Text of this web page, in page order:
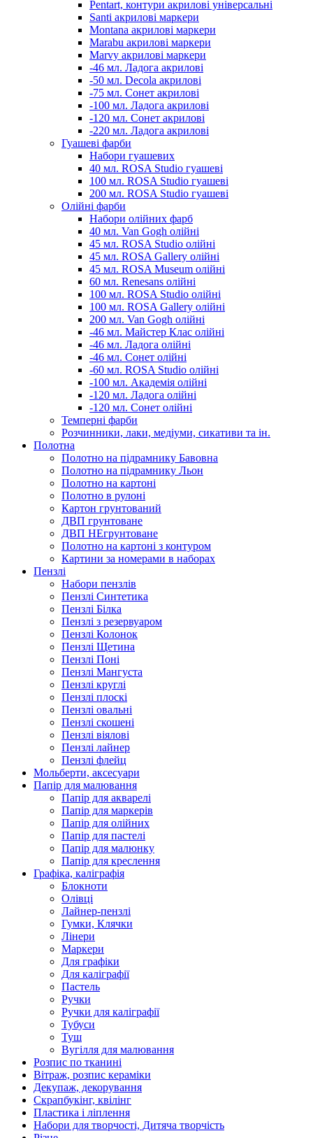
Pentart, контури акрилові універсальні
Santi акрилові маркери
Montana акрилові маркери
Marabu акрилові маркери
Marvy акрилові маркери
-46 мл. Ладога акрилові
-50 мл. Decola акрилові
-75 мл. Сонет акрилові
-100 мл. Ладога акрилові
-120 мл. Сонет акрилові
-220 мл. Ладога акрилові
Гуашеві фарби
Набори гуашевих
40 мл. ROSA Studio гуашеві
100 мл. ROSA Studio гуашеві
200 мл. ROSA Studio гуашеві
Олійні фарби
Набори олійних фарб
40 мл. Van Gogh олійні
45 мл. ROSA Studio олійні
45 мл. ROSA Gallery олійні
45 мл. ROSA Museum олійні
60 мл. Renesans олійні
100 мл. ROSA Studio олійні
100 мл. ROSA Gallery олійні
200 мл. Van Gogh олійні
-46 мл. Майстер Клас олійні
-46 мл. Ладога олійні
-46 мл. Сонет олійні
-60 мл. ROSA Studio олійні
-100 мл. Академія олійні
-120 мл. Ладога олійні
-120 мл. Сонет олійні
Темперні фарби
Розчинники, лаки, медіуми, сикативи та ін.
Полотна
Полотно на підрамнику Бавовна
Полотно на підрамнику Льон
Полотно на картоні
Полотно в рулоні
Картон грунтований
ДВП грунтоване
ДВП НЕгрунтоване
Полотно на картоні з контуром
Картини за номерами в наборах
Пензлі
Набори пензлів
Пензлі Синтетика
Пензлі Білка
Пензлі з резервуаром
Пензлі Колонок
Пензлі Щетина
Пензлі Поні
Пензлі Мангуста
Пензлі круглі
Пензлі плоскі
Пензлі овальні
Пензлі скошені
Пензлі віялові
Пензлі лайнер
Пензлі флейц
Мольберти, аксесуари
Папір для малювання
Папір для акварелі
Папір для маркерів
Папір для олійних
Папір для пастелі
Папір для малюнку
Папір для креслення
Графіка, каліграфія
Блокноти
Олівці
Лайнер-пензлі
Гумки, Клячки
Лінери
Маркери
Для графіки
Для каліграфії
Пастель
Ручки
Ручки для каліграфії
Тубуси
Туш
Вугілля для малювання
Розпис по тканині
Вітраж, розпис кераміки
Декупаж, декорування
Скрапбукінг, квілінг
Пластика і ліплення
Набори для творчості, Дитяча творчість